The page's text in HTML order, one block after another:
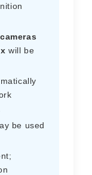
will be
be used